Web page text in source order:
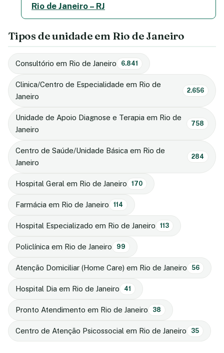
Rio de Janeiro – RJ
Tipos de unidade em Rio de Janeiro
Consultório em Rio de Janeiro 6.841
Clinica/Centro de Especialidade em Rio de
Janeiro
2.656
Unidade de Apoio Diagnose e Terapia em Rio de
Janeiro
758
Centro de Saúde/Unidade Básica em Rio de
Janeiro
284
Hospital Geral em Rio de Janeiro 170
Farmácia em Rio de Janeiro 114
Hospital Especializado em Rio de Janeiro 113
Policlínica em Rio de Janeiro 99
Atenção Domiciliar (Home Care) em Rio de Janeiro 56
Hospital Dia em Rio de Janeiro 41
Pronto Atendimento em Rio de Janeiro 38
Centro de Atenção Psicossocial em Rio de Janeiro 35